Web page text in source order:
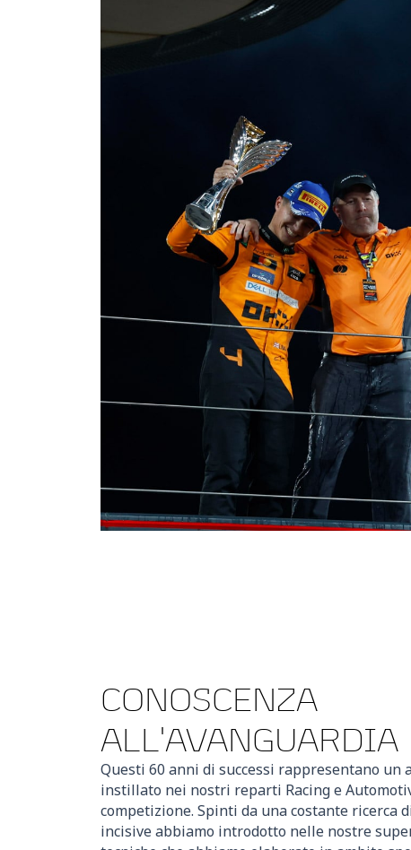
CONOSCENZA
ALL'AVANGUARDIA
Questi 60 anni di successi rappresentano un
instillato nei nostri reparti Racing e
competizione. Spinti da una costante ricerca
incisive abbiamo introdotto nelle nostre